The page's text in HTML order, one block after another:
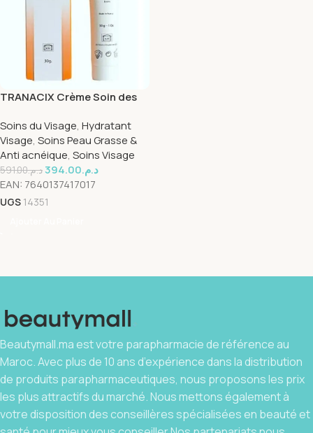
TRANACIX Crème Soin des
Soins du Visage, Hydratant
Visage, Soins Peau Grasse &
Anti acnéique, Soins Visage
د.م.591.00 د.م.394.00
EAN: 7640137417017
UGS 14351
Beautymall.ma est votre parapharmacie de référence au
Maroc. Avec plus de 10 ans d’expérience dans la distribution
de produits parapharmaceutiques, nous proposons les prix
les plus attractifs du marché. Nous mettons également à
votre disposition des conseillères spécialisées en beauté et